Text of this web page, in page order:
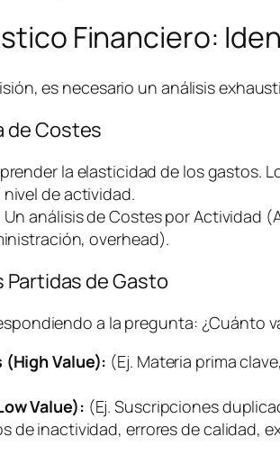
Financiero:
es necesario un análisis
de Costes
la elasticidad de los gastos.
de actividad.
Un análisis de Costes por Actividad
overhead).
Partidas de Gasto
a la pregunta: ¿Cuánto
Value): (Ej. Materia prima
Value): (Ej. Suscripciones
de inactividad, errores de calidad,